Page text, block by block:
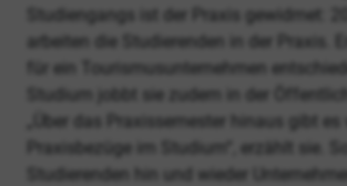
Studiengangs ist der Praxis gewidmet:
arbeiten die Studierenden in der Praxis.
für ein Tourismusunternehmen
Studium jobbt sie zudem in der
„Über das Praxissemester hinaus gibt
Praxisbezüge im Studium“, erzählt sie.
Studierenden hin und wieder